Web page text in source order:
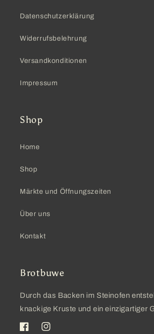
Datenschutzerklärung
Widerrufsbelehrung
Versandkonditionen
Impressum
Shop
Home
Shop
Märkte und Öffnungszeiten
Über uns
Kontakt
Brotbuwe
Durch das Backen im Steinofen
knackige Kruste und ein einzigartiger
FacebookInstagram